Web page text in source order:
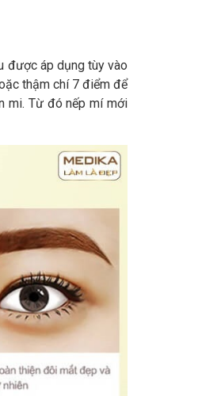
được áp dụng tùy vào
thậm chí 7 điểm để
mi. Từ đó nếp mí mới